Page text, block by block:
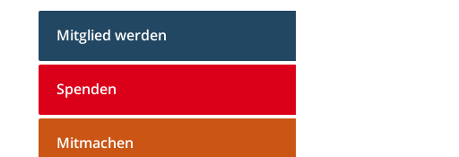
Mitglied werden
Spenden
Mitmachen